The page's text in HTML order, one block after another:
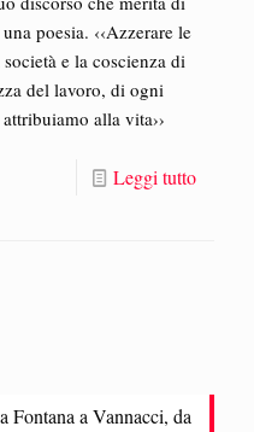
poesia. ‹‹Azzerare le
e la coscienza di
del lavoro, di ogni
alla vita››
Leggi tutto
Fontana a Vannacci, da